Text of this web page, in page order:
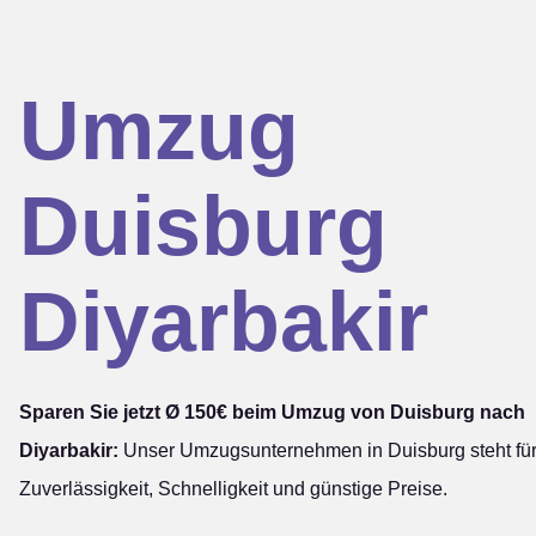
Umzug
Duisburg
Diyarbakir
Sparen Sie jetzt Ø 150€ beim Umzug von Duisburg nach
Diyarbakir: Unser Umzugsunternehmen in Duisburg steht für
Zuverlässigkeit, Schnelligkeit und günstige Preise.